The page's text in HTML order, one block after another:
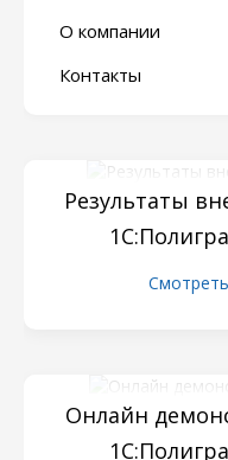
О компании
Контакты
Результаты
Смотреть
Онлайн